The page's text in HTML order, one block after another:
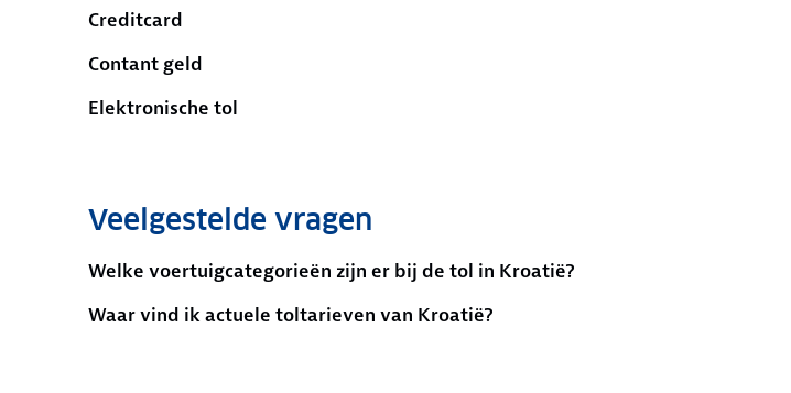
Creditcard
Contant geld
Elektronische tol
Veelgestelde vragen
Welke voertuigcategorieën zijn er bij de tol in Kroatië?
Waar vind ik actuele toltarieven van Kroatië?